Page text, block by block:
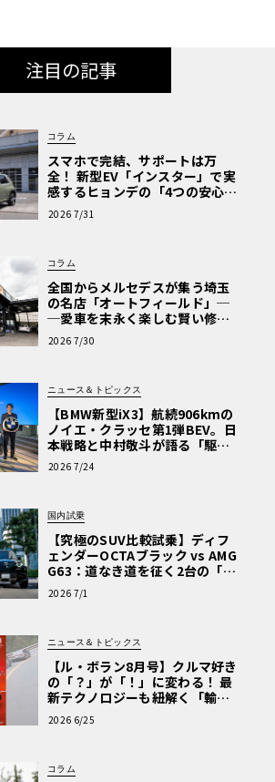
注目の記事
コラム
スマホで完結、サポートは万
全！ 新型EV「インスター」で実
感するヒョンデの「4つの安心」
【第1回・ヒョンデ6つの疑問：
Why? Hyundai?】〈PR〉
2026 7/31
コラム
全国からメルセデスが集う埼玉
の名店「オートフィールド」─
─愛車を末永く楽しむ賢い修理
術と、プロがフックス製オイル
を選ぶ理由〈PR〉
2026 7/30
ニュース＆トピックス
【BMW新型iX3】航続906kmの
ノイエ・クラッセ第1弾BEV。日
本戦略と中村敬斗が語る「駆け
ぬける歓び」
2026 7/24
国内試乗
【究極のSUV比較試乗】ディフ
ェンダーOCTAブラック vs AMG
G63：道なき道を征く2台の「対
極的アプローチ」
2026 7/1
ニュース＆トピックス
【ル・ボラン8月号】クルマ好き
の「？」が「！」に変わる！ 最
新テクノロジーも紐解く「輸入
車Q&A」
2026 6/25
コラム